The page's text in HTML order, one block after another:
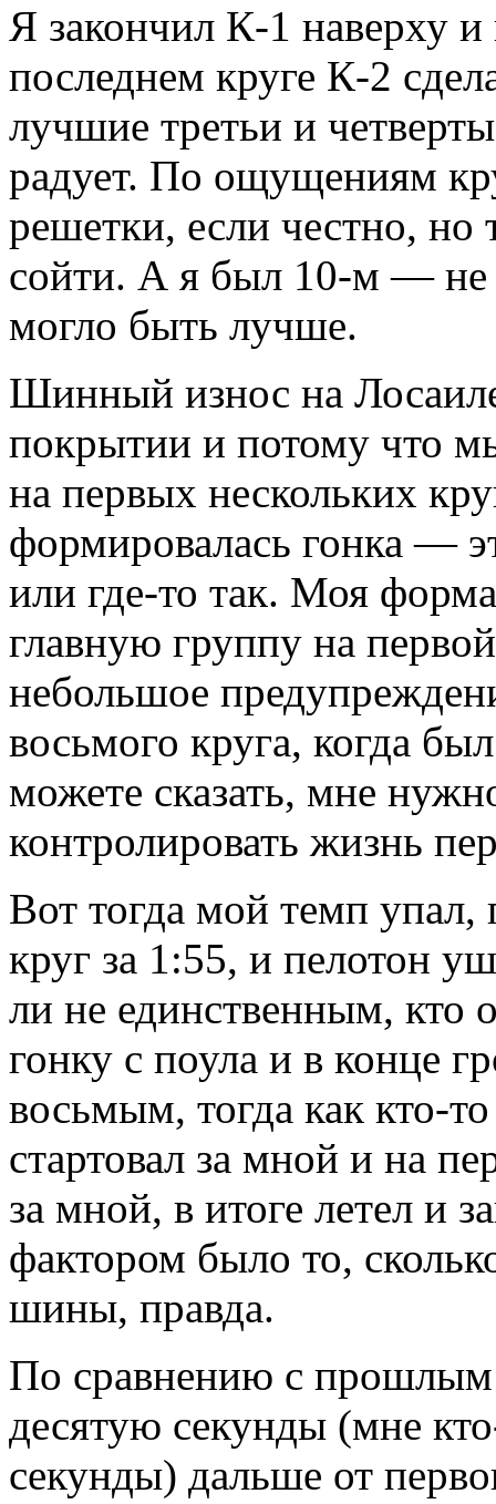
Я закончил К-1 наверху
последнем круге К-2
лучшие третьи и
радует. По ощущениям
решетки, если честно,
сойти. А я был 10-м — не
могло быть лучше.
Шинный износ на
покрытии и потому что
на первых нескольких
формировалась гонка —
или где-то так. Моя
главную группу на
небольшое
восьмого круга, когда
можете сказать, мне
контролировать жизнь
Вот тогда мой темп упал,
круг за 1:55, и пелотон
ли не единственным, кто
гонку с поула и в конце
восьмым, тогда как кто-
стартовал за мной и на
за мной, в итоге летел
фактором было то,
шины, правда.
По сравнению с
десятую секунды (мне
секунды) дальше от